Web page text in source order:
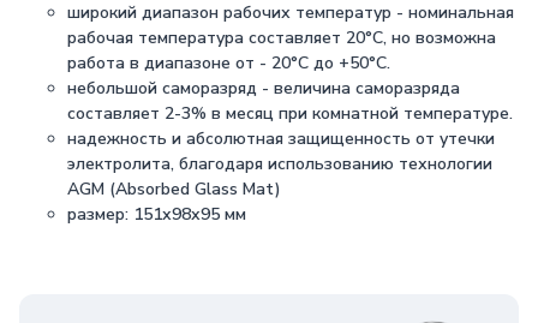
широкий диапазон рабочих температур - номинальная
рабочая температура составляет 20°С, но возможна
работа в диапазоне от - 20°С до +50°С.
небольшой саморазряд - величина саморазряда
составляет 2-3% в месяц при комнатной температуре.
надежность и абсолютная защищенность от утечки
электролита, благодаря использованию технологии
AGM (Absorbed Glass Mat)
размер: 151х98х95 мм